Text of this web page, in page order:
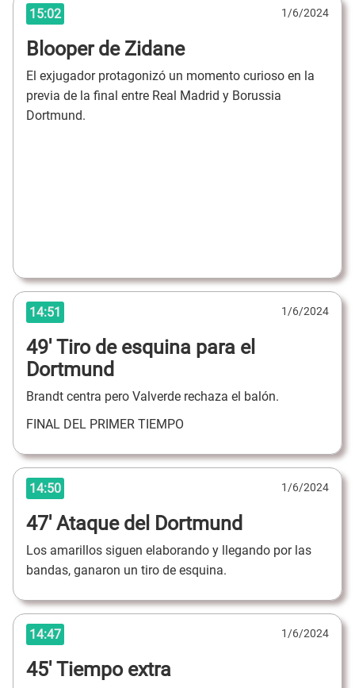
15:02 1/6/2024
Blooper de Zidane
El exjugador protagonizó un momento curioso en la
previa de la final entre Real Madrid y Borussia
Dortmund.
14:51 1/6/2024
49' Tiro de esquina para el
Dortmund
Brandt centra pero Valverde rechaza el balón.
FINAL DEL PRIMER TIEMPO
14:50 1/6/2024
47' Ataque del Dortmund
Los amarillos siguen elaborando y llegando por las
bandas, ganaron un tiro de esquina.
14:47 1/6/2024
45' Tiempo extra